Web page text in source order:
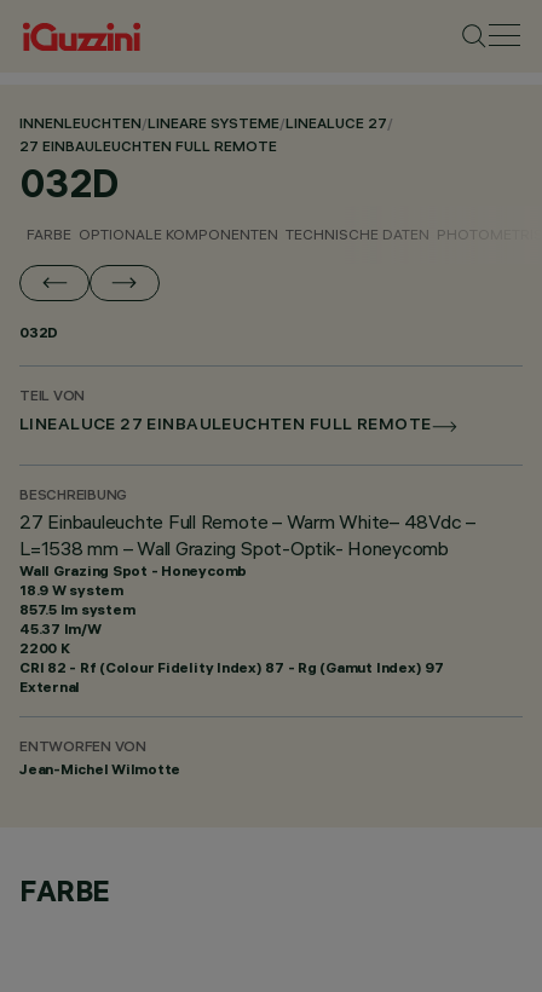
INNENLEUCHTEN/LINEARE SYSTEME/LINEALUCE 27/
27 EINBAULEUCHTEN FULL REMOTE
032D
FARBE OPTIONALE KOMPONENTEN TECHNISCHE DATEN
032D
TEIL VON
LINEALUCE 27 EINBAULEUCHTEN FULL REMOTE
BESCHREIBUNG
27 Einbauleuchte Full Remote – Warm White– 48Vdc –
L=1538 mm – Wall Grazing Spot-Optik- Honeycomb
Wall Grazing Spot - Honeycomb
18.9 W system
857.5 lm system
45.37 lm/W
2200 K
CRI 82 - Rf (Colour Fidelity Index) 87 - Rg (Gamut Index) 97
External
ENTWORFEN VON
Jean-Michel Wilmotte
FARBE